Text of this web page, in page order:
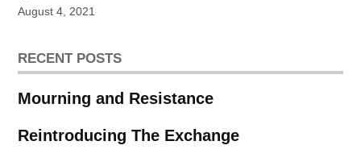
August 4, 2021
RECENT POSTS
Mourning and Resistance
Reintroducing The Exchange